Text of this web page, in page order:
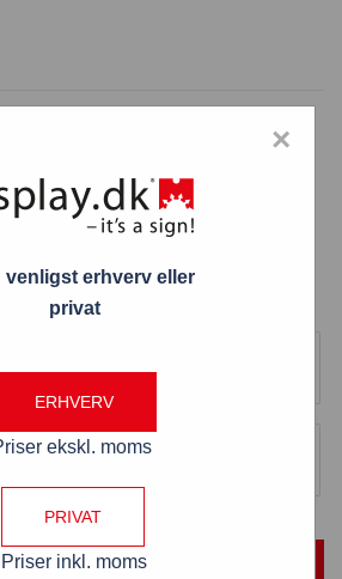
hængende – A1
erhverv eller
privat
ERHVERV
ekskl. moms
PRIVAT
Priser inkl. moms
×